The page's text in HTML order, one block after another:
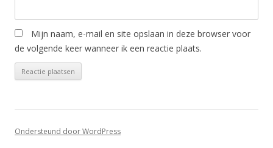
Mijn naam, e-mail en site opslaan in deze browser voor
de volgende keer wanneer ik een reactie plaats.
Ondersteund door WordPress